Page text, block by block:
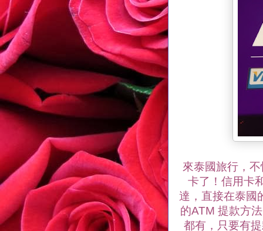
來泰國旅行，
卡了！信用卡
達，直接在泰國
的ATM 提款方
都有，只要有